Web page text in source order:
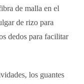
de malla en el
de rizo para
dedos para facilitar
los guantes